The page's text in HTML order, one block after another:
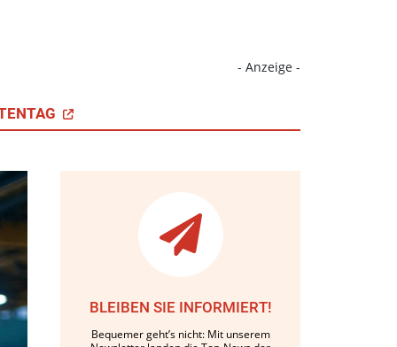
- Anzeige -
BLEIBEN SIE INFORMIERT!
Bequemer geht’s nicht: Mit unserem